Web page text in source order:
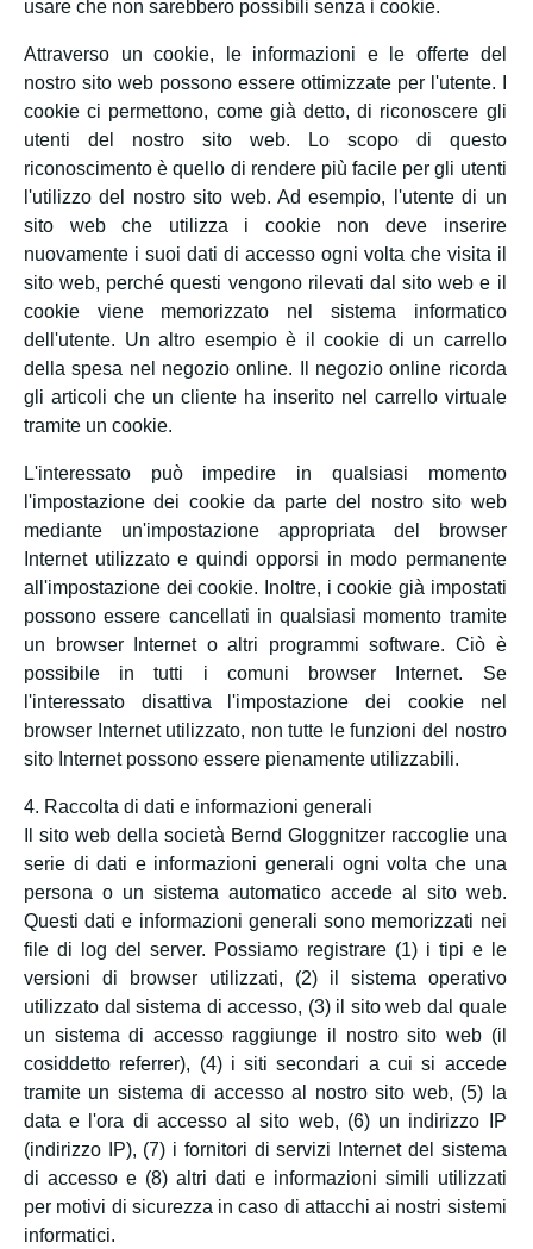
usare che non sarebbero possibili senza i cookie.
Attraverso un cookie, le informazioni e le offerte del
nostro sito web possono essere ottimizzate per l'utente. I
cookie ci permettono, come già detto, di riconoscere gli
utenti del nostro sito web. Lo scopo di questo
riconoscimento è quello di rendere più facile per gli utenti
l'utilizzo del nostro sito web. Ad esempio, l'utente di un
sito web che utilizza i cookie non deve inserire
nuovamente i suoi dati di accesso ogni volta che visita il
sito web, perché questi vengono rilevati dal sito web e il
cookie viene memorizzato nel sistema informatico
dell'utente. Un altro esempio è il cookie di un carrello
della spesa nel negozio online. Il negozio online ricorda
gli articoli che un cliente ha inserito nel carrello virtuale
tramite un cookie.
L'interessato può impedire in qualsiasi momento
l'impostazione dei cookie da parte del nostro sito web
mediante un'impostazione appropriata del browser
Internet utilizzato e quindi opporsi in modo permanente
all'impostazione dei cookie. Inoltre, i cookie già impostati
possono essere cancellati in qualsiasi momento tramite
un browser Internet o altri programmi software. Ciò è
possibile in tutti i comuni browser Internet. Se
l'interessato disattiva l'impostazione dei cookie nel
browser Internet utilizzato, non tutte le funzioni del nostro
sito Internet possono essere pienamente utilizzabili.
4. Raccolta di dati e informazioni generali
Il sito web della società Bernd Gloggnitzer raccoglie una
serie di dati e informazioni generali ogni volta che una
persona o un sistema automatico accede al sito web.
Questi dati e informazioni generali sono memorizzati nei
file di log del server. Possiamo registrare (1) i tipi e le
versioni di browser utilizzati, (2) il sistema operativo
utilizzato dal sistema di accesso, (3) il sito web dal quale
un sistema di accesso raggiunge il nostro sito web (il
cosiddetto referrer), (4) i siti secondari a cui si accede
tramite un sistema di accesso al nostro sito web, (5) la
data e l'ora di accesso al sito web, (6) un indirizzo IP
(indirizzo IP), (7) i fornitori di servizi Internet del sistema
di accesso e (8) altri dati e informazioni simili utilizzati
per motivi di sicurezza in caso di attacchi ai nostri sistemi
informatici.